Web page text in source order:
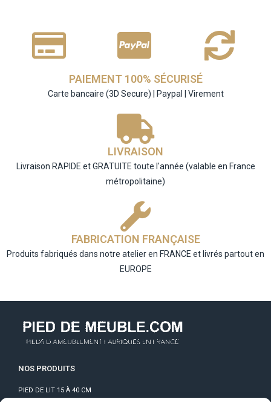
PAIEMENT 100% SÉCURISÉ
Carte bancaire (3D Secure) | Paypal | Virement
LIVRAISON
Livraison RAPIDE et GRATUITE toute l'année (valable en France
métropolitaine)​
FABRICATION FRANÇAISE
Produits fabriqués dans notre atelier en FRANCE et livrés partout en
EUROPE​
NOS PRODUITS
PIED DE LIT 15 À 40 CM